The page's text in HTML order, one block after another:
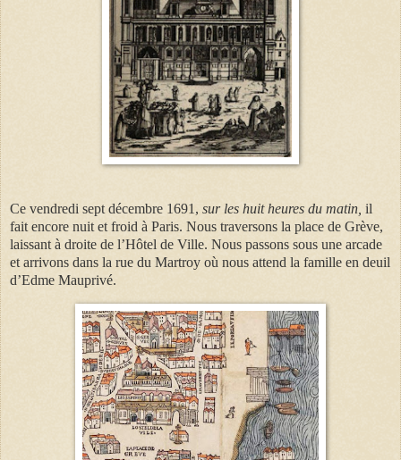
Ce vendredi sept décembre 1691, sur les huit heures du matin, il
fait encore nuit et froid à Paris. Nous traversons la place de Grève,
laissant à droite de l’Hôtel de Ville. Nous passons sous une arcade
et arrivons dans la rue du Martroy où nous attend la famille en deuil
d’Edme Mauprivé.